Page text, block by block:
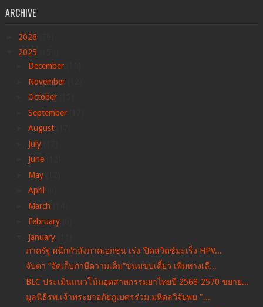
ARCHIVE
2026
2025
December
November
October
September
August
July
June
May
April
March
February
January
ภาครัฐ ผนึกกำลังภาคเอกชน เร่ง ‘ปิดสวิตช์มะเร็ง HPV...
จับตา “จัดเก็บภาษีความเค็ม”ขนมขบเคี้ยว เพิ่มทางเลื...
BLC ประเมินแนวโน้มอุตสาหกรรมยาไทยปี 2568-2570 ขยาย...
มูลนิธิรพ.เจ้าพระยาอภัยภูเบศรร่วม.มหิดลวิจัยพบ​ "...